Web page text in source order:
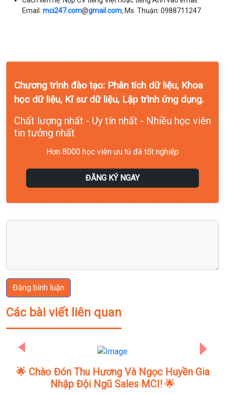
Email: mci247.com@gmail.com, Ms. Thuận: 0988711247
Chương trình đào tạo: Phân tích dữ liệu, Khoa
học dữ liệu, Kĩ sư dữ liệu, Lập trình ứng dụng.
Chất lượng nhất - Uy tín nhất - Nhiều học viên
tin tưởng nhất
Hơn 8000 học viên ưu tú đã tốt nghiệp
ĐĂNG KÝ NGAY
Đăng bình luận
Các bài viết liên quan
🌟 Chào Đón Thu Hương Và Ngọc Huyền Gia
Nhập Đội Ngũ Sales MCI! 🌟
Previous